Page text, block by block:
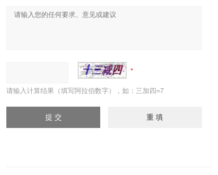
请输入计算结果（填写阿拉伯数字），如：三加四=7